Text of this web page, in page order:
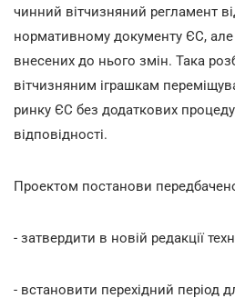
чинний вітчизняний регламент
нормативному документу ЄС,
внесених до нього змін. Така
вітчизняним іграшкам
ринку ЄС без додаткових
відповідності.
Проектом постанови
- затвердити в новій редакції
- встановити перехідний період